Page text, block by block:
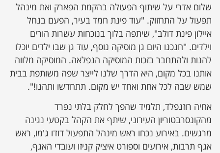
מקומית
עסקים
שלום אדרי על שיתוף הפעולה בהקמת הפארק ואת מינהל
תפעול על התחזוק. "עוד פינת חמד בעיר, הפעם בנחל
איילון פינת דולב", שיתפה בלוך בנוכחות עשרות הורים
וילדים. "חנכנו היום גן מוסיקה נוסף, עוד גן שבו ילדים יוכלו
להנות ולהתחבר בזכות המוסיקה הנפלאה. המוסיקה מלווה
אותנו בכל מקום, היא הדרך שלנו לייצר שפה משותפת בבית
שמש שבה לכל אחת ואחד יש מקום. תתחדשו ותהנו!".
אחיה רוזנפלד, תלמיד שהפך לחלק בלתי נפרד
מהקונסרבטוריון העירוני, שיתף את הקהל בקטעי נגינה
מרגשים. באירוע נכחו ראש מינהל התפעול דודו ג'מו, ראש
אגף תרבות, אירועים וספורט איציק קניזו ועובדי האגף,